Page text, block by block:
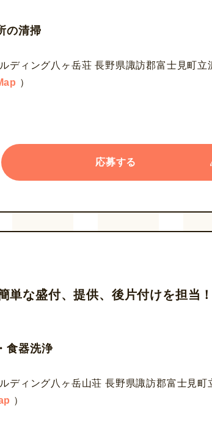
の清掃
ディング八ヶ岳荘 長野県諏訪郡富士見町
）
応募する
な盛付、提供、後片付けを担当！
食器洗浄
ディング八ヶ岳山荘 長野県諏訪郡富士見
）